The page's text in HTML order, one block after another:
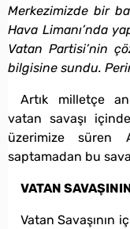
Merkezimizde bir
Hava Limanı’nda
Vatan Partisi’nin
bilgisine sundu.
Artık milletçe
vatan savaşı
üzerimize
saptamadan bu
VATAN
Vatan Savaşının